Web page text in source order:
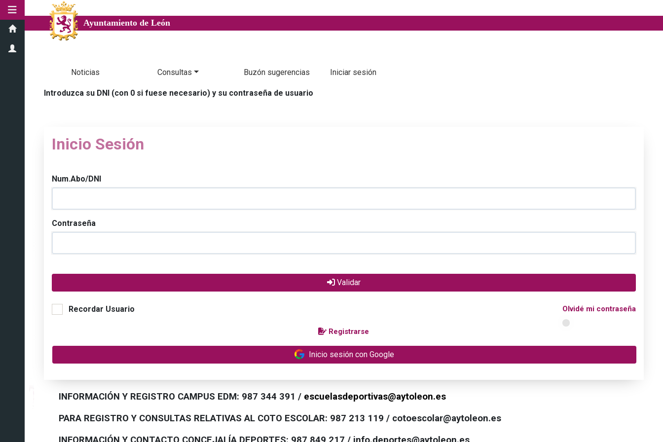
Ayuntamiento de León
Noticias Consultas Buzón sugerencias Iniciar sesión
Introduzca su DNI (con 0 si fuese necesario) y su contraseña de usuario
Inicio Sesión
Num.Abo/DNI
Contraseña
Validar
Recordar Usuario Olvidé mi contraseña
Registrarse
Inicio sesión con Google
INFORMACIÓN Y REGISTRO CAMPUS EDM: 987 344 391 / escuelasdeportivas@aytoleon.es
PARA REGISTRO Y CONSULTAS RELATIVAS AL COTO ESCOLAR: 987 213 119 / cotoescolar@aytoleon.es